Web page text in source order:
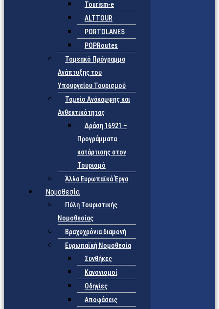
Tourism-e
ALTTOUR
PORTOLANES
POPRoutes
Τομεακό Πρόγραμμα
Ανάπτυξης του
Υπουργείου Τουρισμού
Ταμείο Ανάκαμψης και
Ανθεκτικότητας
Δράση 16921 –
Προγράμματα
κατάρτισης στον
Τουρισμό
Άλλα Ευρωπαϊκά Έργα
Νομοθεσία
Πύλη Τουριστικής
Νομοθεσίας
Βραχυχρόνια διαμονή
Ευρωπαϊκή Νομοθεσία
Συνθήκες
Κανονισμοί
Οδηγίες
Αποφάσεις